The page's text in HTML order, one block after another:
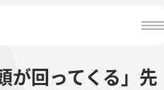
が回ってくる」先